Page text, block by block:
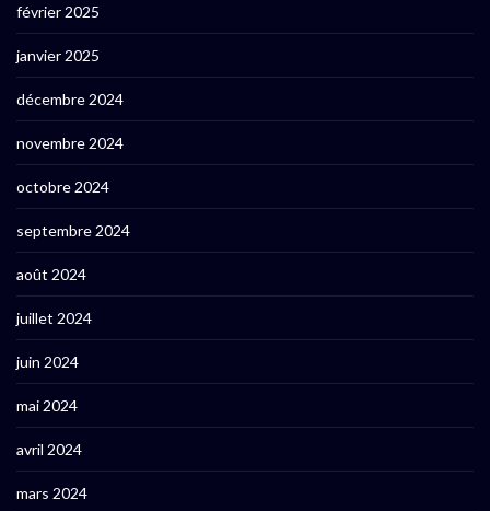
février 2025
janvier 2025
décembre 2024
novembre 2024
octobre 2024
septembre 2024
août 2024
juillet 2024
juin 2024
mai 2024
avril 2024
mars 2024